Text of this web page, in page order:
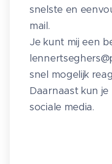
snelste en
mail.
Je kunt mij een
snel mogelijk
Daarnaast kun
sociale media.